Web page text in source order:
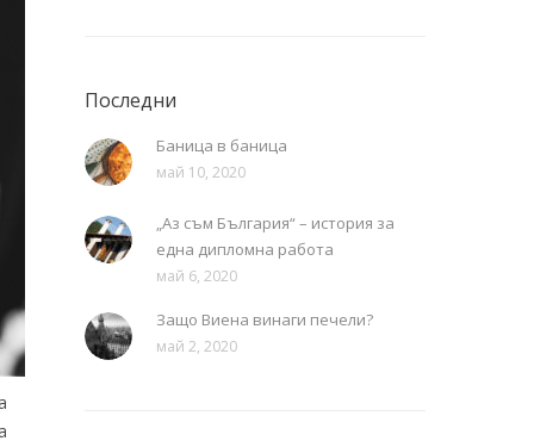
Последни
Баница в баница
май 10, 2020
„Аз съм България“ – история за
една дипломна работа
май 6, 2020
Защо Виена винаги печели?
май 2, 2020